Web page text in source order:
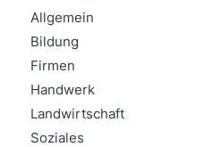
Allgemein
Bildung
Firmen
Handwerk
Landwirtschaft
Soziales